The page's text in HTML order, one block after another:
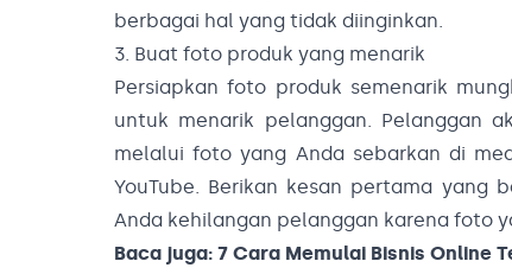
berbagai hal yang tidak diinginkan.
3. Buat foto produk yang menarik
Persiapkan foto produk semenarik
untuk menarik pelanggan. Pelanggan
melalui foto yang Anda sebarkan di
YouTube. Berikan kesan pertama yang
Anda kehilangan pelanggan karena foto
Baca juga: 7 Cara Memulai Bisnis Online